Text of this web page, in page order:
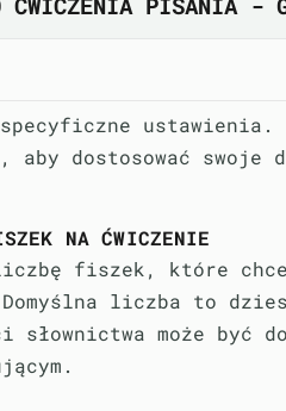
ustawienia.
aby dostosować swoje
NA ĆWICZENIE
fiszek, które
liczba to
może być